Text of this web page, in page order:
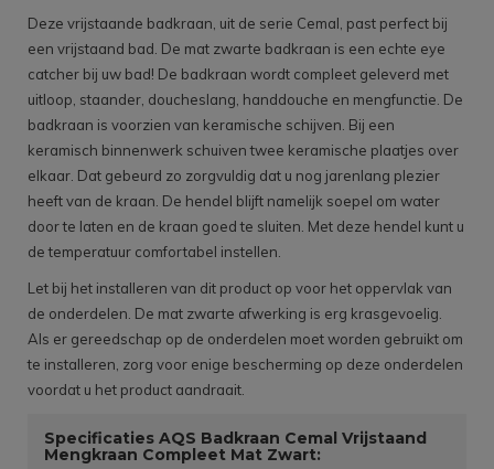
Deze vrijstaande badkraan, uit de serie Cemal, past perfect bij
een vrijstaand bad. De mat zwarte badkraan is een echte eye
catcher bij uw bad! De badkraan wordt compleet geleverd met
uitloop, staander, doucheslang, handdouche en mengfunctie. De
badkraan is voorzien van keramische schijven. Bij een
keramisch binnenwerk schuiven twee keramische plaatjes over
elkaar. Dat gebeurd zo zorgvuldig dat u nog jarenlang plezier
heeft van de kraan. De hendel blijft namelijk soepel om water
door te laten en de kraan goed te sluiten. Met deze hendel kunt u
de temperatuur comfortabel instellen.
Let bij het installeren van dit product op voor het oppervlak van
de onderdelen. De mat zwarte afwerking is erg krasgevoelig.
Als er gereedschap op de onderdelen moet worden gebruikt om
te installeren, zorg voor enige bescherming op deze onderdelen
voordat u het product aandraait.
Specificaties AQS Badkraan Cemal Vrijstaand
Mengkraan Compleet Mat Zwart: